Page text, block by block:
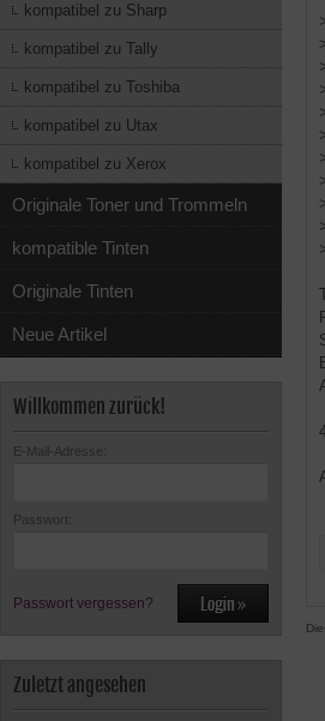
kompatibel zu Sharp
kompatibel zu Tally
kompatibel zu Toshiba
kompatibel zu Utax
kompatibel zu Xerox
Originale Toner und Trommeln
kompatible Tinten
Originale Tinten
Neue Artikel
Willkommen zurück!
E-Mail-Adresse:
Passwort:
Passwort vergessen?
Zuletzt angesehen